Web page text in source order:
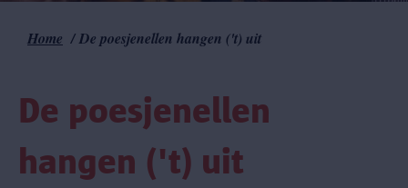
Kruimelpad
Home De poesjenellen hangen ('t) uit
De poesjenellen
hangen ('t) uit